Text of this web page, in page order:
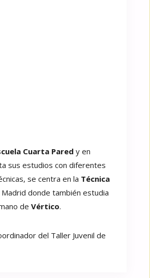
Cuarta Pared y en
sus estudios con diferentes
se centra en la Técnica
donde también estudia
deVértico.
del Taller Juvenil de